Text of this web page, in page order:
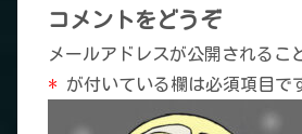
コメントをどうぞ
メールアドレスが公開されるこ
* が付いている欄は必須項目で